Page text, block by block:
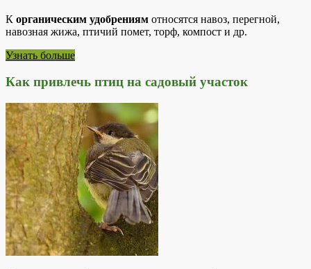
К органическим удобрениям относятся навоз, перегной,
навозная жижа, птичий помет, торф, компост и др.
Узнать больше
Как привлечь птиц на садовый участок